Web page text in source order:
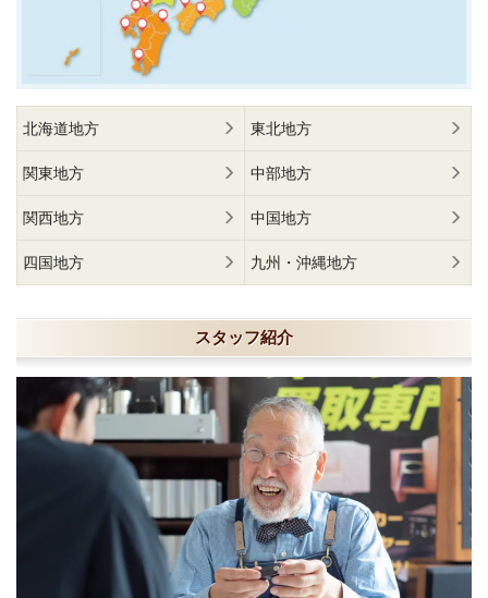
北海道地方 東北地方
関東地方 中部地方
関西地方 中国地方
四国地方 九州・沖縄地方
スタッフ紹介